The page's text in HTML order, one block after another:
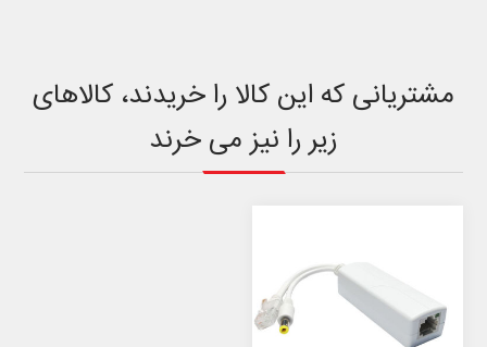
مشتریانی که این کالا را خریدند، کالاهای
زیر را نیز می خرند